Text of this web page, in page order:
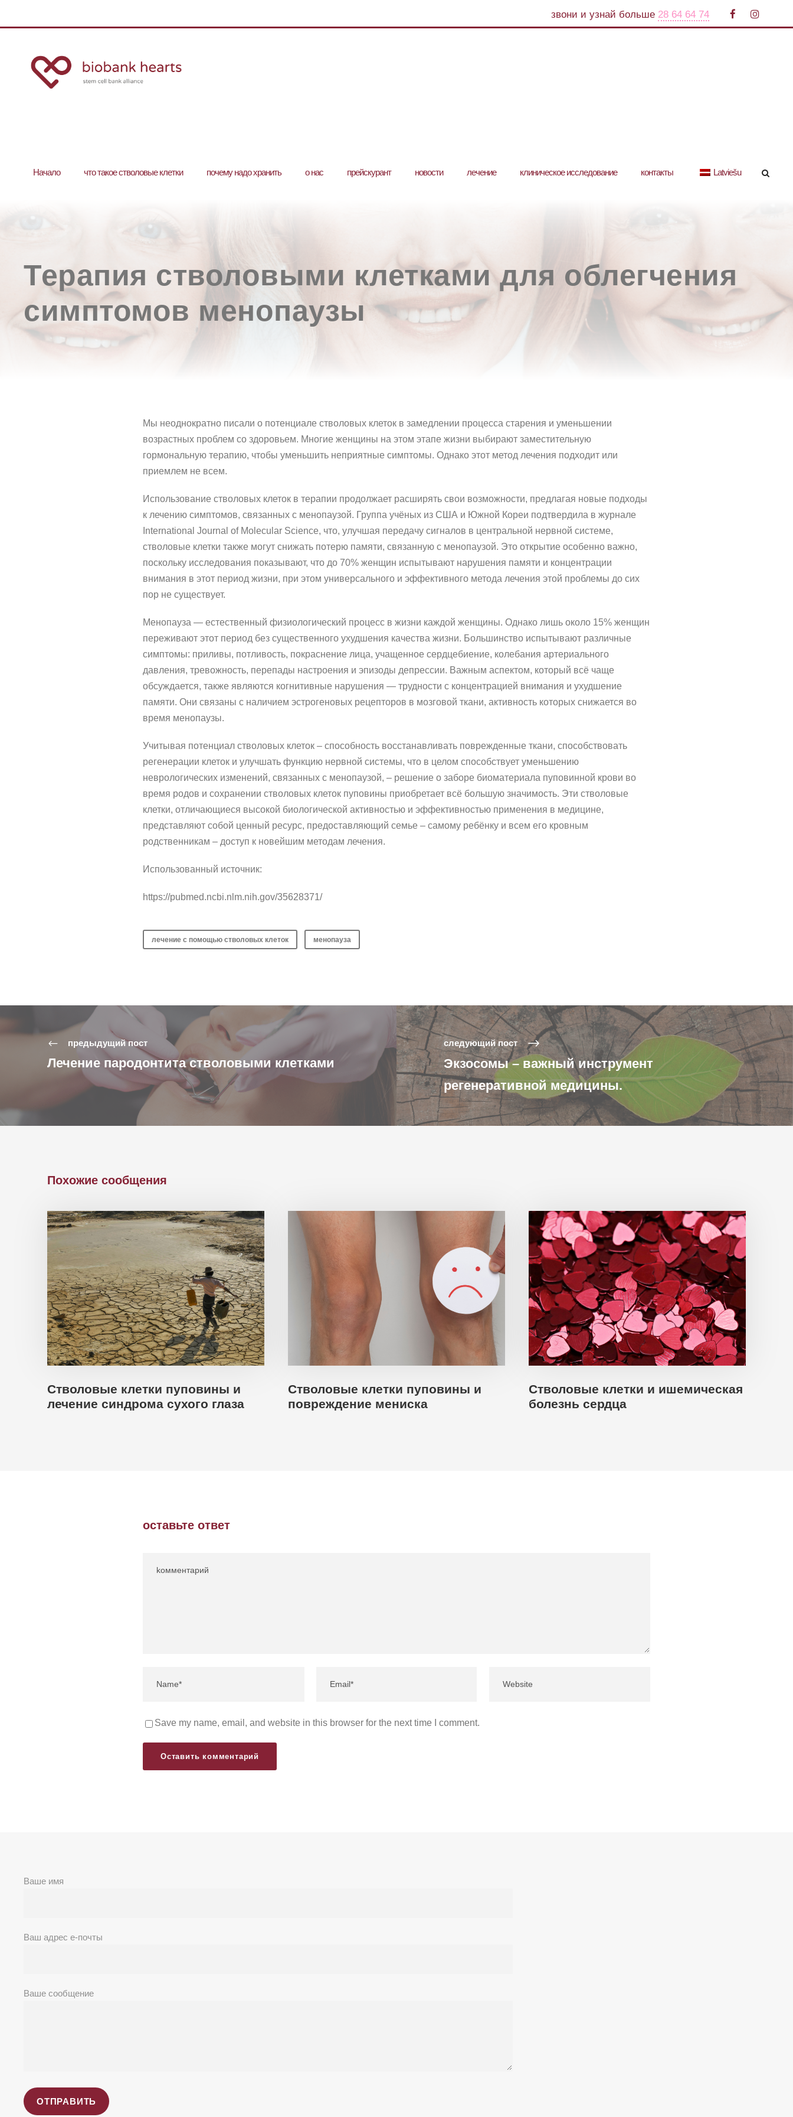
звони и узнай больше 28 64 64 74
Hачало что такое стволовые клетки почему надо хранить о нас прейскурант новости лечение клиническое исследование контакты Latviešu
Терапия стволовыми клетками для облегчения
симптомов менопаузы
Мы неоднократно писали о потенциале стволовых клеток в замедлении процесса старения и уменьшении
возрастных проблем со здоровьем. Многие женщины на этом этапе жизни выбирают заместительную
гормональную терапию, чтобы уменьшить неприятные симптомы. Однако этот метод лечения подходит или
приемлем не всем.
Использование стволовых клеток в терапии продолжает расширять свои возможности, предлагая новые подходы
к лечению симптомов, связанных с менопаузой. Группа учёных из США и Южной Кореи подтвердила в журнале
International Journal of Molecular Science, что, улучшая передачу сигналов в центральной нервной системе,
стволовые клетки также могут снижать потерю памяти, связанную с менопаузой. Это открытие особенно важно,
поскольку исследования показывают, что до 70% женщин испытывают нарушения памяти и концентрации
внимания в этот период жизни, при этом универсального и эффективного метода лечения этой проблемы до сих
пор не существует.
Менопауза — естественный физиологический процесс в жизни каждой женщины. Однако лишь около 15% женщин
переживают этот период без существенного ухудшения качества жизни. Большинство испытывают различные
симптомы: приливы, потливость, покраснение лица, учащенное сердцебиение, колебания артериального
давления, тревожность, перепады настроения и эпизоды депрессии. Важным аспектом, который всё чаще
обсуждается, также являются когнитивные нарушения — трудности с концентрацией внимания и ухудшение
памяти. Они связаны с наличием эстрогеновых рецепторов в мозговой ткани, активность которых снижается во
время менопаузы.
Учитывая потенциал стволовых клеток – способность восстанавливать поврежденные ткани, способствовать
регенерации клеток и улучшать функцию нервной системы, что в целом способствует уменьшению
неврологических изменений, связанных с менопаузой, – решение о заборе биоматериала пуповинной крови во
время родов и сохранении стволовых клеток пуповины приобретает всё большую значимость. Эти стволовые
клетки, отличающиеся высокой биологической активностью и эффективностью применения в медицине,
представляют собой ценный ресурс, предоставляющий семье – самому ребёнку и всем его кровным
родственникам – доступ к новейшим методам лечения.
Использованный источник:
https://pubmed.ncbi.nlm.nih.gov/35628371/
лечение с помощью стволовых клеток менопауза
предыдущий пост
Лечение пародонтита стволовыми клетками
следующий пост
Экзосомы – важный инструмент
регенеративной медицины.
Похожие сообщения
Стволовые клетки пуповины и
лечение синдрома сухого глаза
Стволовые клетки пуповины и
повреждение мениска
Стволовые клетки и ишемическая
болезнь сердца
оставьте ответ
Save my name, email, and website in this browser for the next time I comment.
Ваше имя
Ваш адрес е-почты
Ваше сообщение